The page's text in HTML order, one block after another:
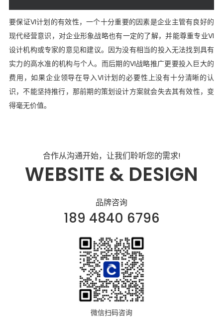
要保证VI计划的有效性，一个十分重要的因素是企业主管有良好的
现代经营意识，对企业形象战略也有一定的了解，并能尊重专业VI
设计机构或专家的意见和建议。因为没有相当的投入无法找到具有
实力的高水准的机构与个人。而后期的VI战略推广更要投入巨大的
费用，如果企业领导在导入VI计划的必要性上没有十分清晰的认
识，不能坚持推行，那前期的策划设计方案就会失去其有效性，变
得毫无价值。
合作从沟通开始，让我们聆听您的需求!
WEBSITE & DESIGN
品牌咨询
189 4840 6796
微信扫码咨询